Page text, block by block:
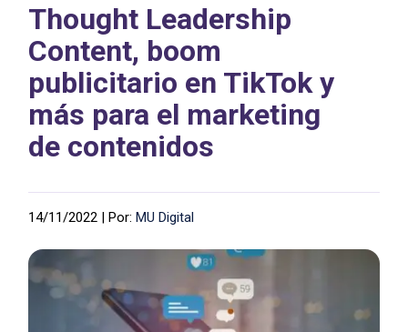
Thought Leadership
Content, boom
publicitario en TikTok y
más para el marketing
de contenidos
14/11/2022 | Por: MU Digital